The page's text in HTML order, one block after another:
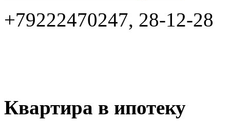
+79222470247, 28-12-28
Квартира в ипотеку